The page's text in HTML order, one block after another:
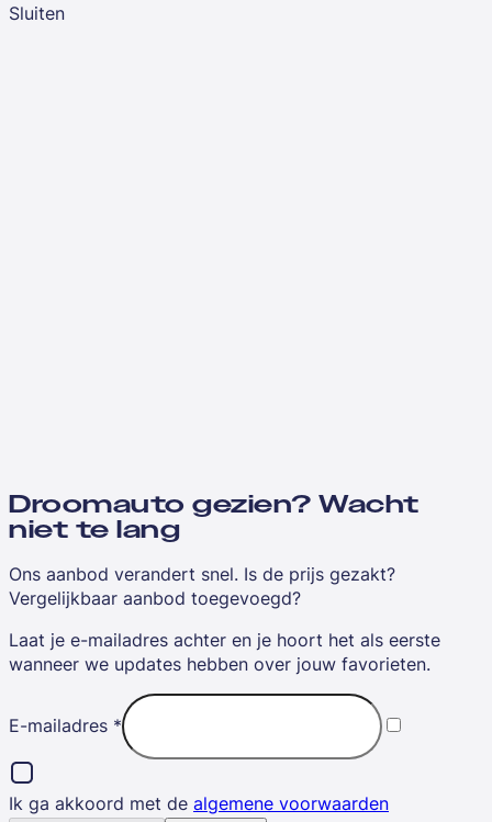
Sluiten
Droomauto gezien? Wacht
niet te lang
Ons aanbod verandert snel. Is de prijs gezakt?
Vergelijkbaar aanbod toegevoegd?
Laat je e-mailadres achter en je hoort het als eerste
wanneer we updates hebben over jouw favorieten.
E-mailadres *
Ik ga akkoord met de algemene voorwaarden